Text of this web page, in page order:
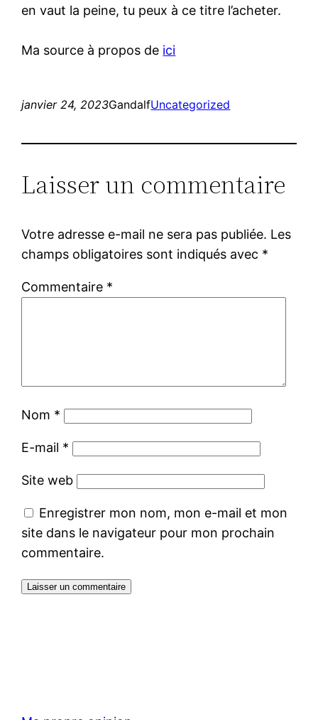
en vaut la peine, tu peux à ce titre l’acheter.
Ma source à propos de ici
janvier 24, 2023GandalfUncategorized
Laisser un commentaire
Votre adresse e-mail ne sera pas publiée. Les
champs obligatoires sont indiqués avec *
Commentaire *
Nom *
E-mail *
Site web
Enregistrer mon nom, mon e-mail et mon
site dans le navigateur pour mon prochain
commentaire.